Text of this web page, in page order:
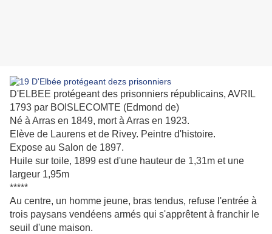
D'ELBEE protégeant des prisonniers républicains, AVRIL
1793 par BOISLECOMTE (Edmond de)
Né à Arras en 1849, mort à Arras en 1923.
Elève de Laurens et de Rivey. Peintre d'histoire.
Expose au Salon de 1897.
Huile sur toile, 1899 est d'une hauteur de 1,31m et une
largeur 1,95m
*****
Au centre, un homme jeune, bras tendus, refuse l'entrée à
trois paysans vendéens armés qui s'apprêtent à franchir le
seuil d'une maison.